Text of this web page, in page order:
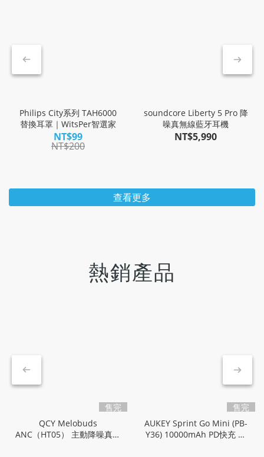
Philips City系列 TAH6000
替換耳罩｜WitsPer智選家
NT$99
NT$200
soundcore Liberty 5 Pro 降
噪真無線藍牙耳機
NT$5,990
查看更多
熱銷產品
售完
QCY Melobuds
ANC（HT05） 主動降噪真無
售完
AUKEY Sprint Go Mini (PB-
Y36) 10000mAh PD快充 行